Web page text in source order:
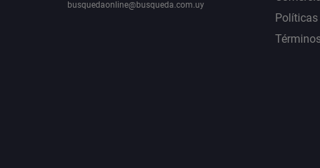
busquedaonline@busqueda.com.uy